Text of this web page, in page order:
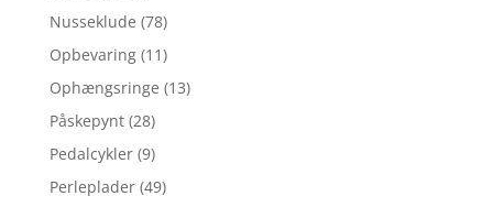
Nusseklude (78)
Opbevaring (11)
Ophængsringe (13)
Påskepynt (28)
Pedalcykler (9)
Perleplader (49)